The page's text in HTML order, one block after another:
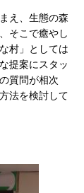
え、生態の森
そこで癒やし
村」としては
提案にスタッ
質問が相次
法を検討して